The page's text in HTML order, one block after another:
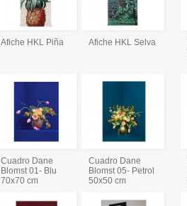
Afiche HKL Piña Afiche HKL Selva
Cuadro Dane
Blomst 01- Blu
70x70 cm
Cuadro Dane
Blomst 05- Petrol
50x50 cm